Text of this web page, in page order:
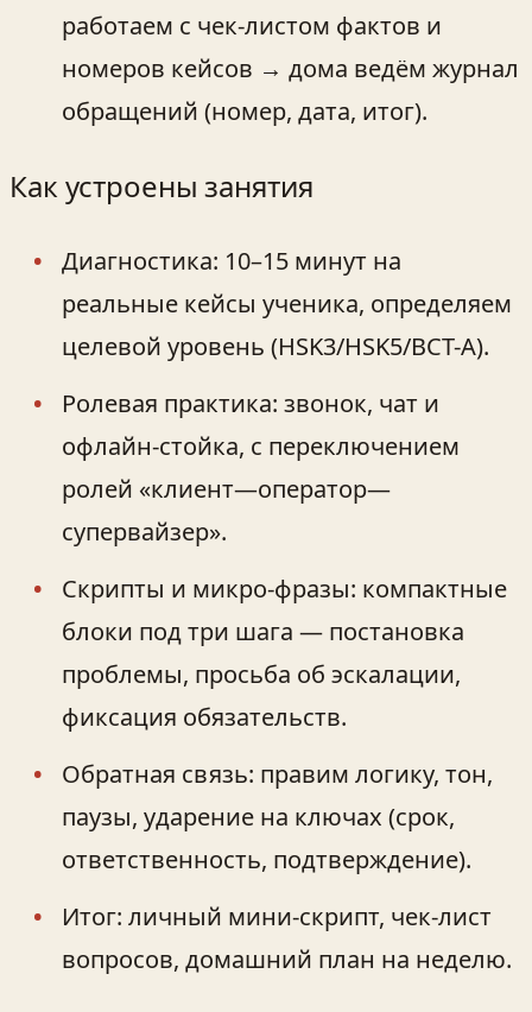
работаем с чек-листом фактов и
номеров кейсов → дома ведём журнал
обращений (номер, дата, итог).
Как устроены занятия
Диагностика: 10–15 минут на
реальные кейсы ученика, определяем
целевой уровень (HSK3/HSK5/BCT-A).
Ролевая практика: звонок, чат и
офлайн-стойка, с переключением
ролей «клиент—оператор—
супервайзер».
Скрипты и микро-фразы: компактные
блоки под три шага — постановка
проблемы, просьба об эскалации,
фиксация обязательств.
Обратная связь: правим логику, тон,
паузы, ударение на ключах (срок,
ответственность, подтверждение).
Итог: личный мини-скрипт, чек-лист
вопросов, домашний план на неделю.